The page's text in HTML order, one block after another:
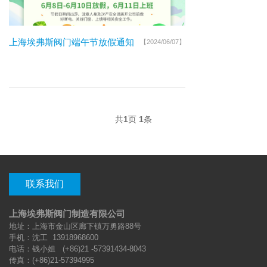
上海埃弗斯阀门端午节放假通知 【2024/06/07】
共1页 1条
联系我们
上海埃弗斯阀门制造有限公司
地址：上海市金山区廊下镇万勇路88号
手机： 沈工 13918968600
电话： 钱小姐 (+86)21 -57391434-8043
传真：(+86)21-57394995